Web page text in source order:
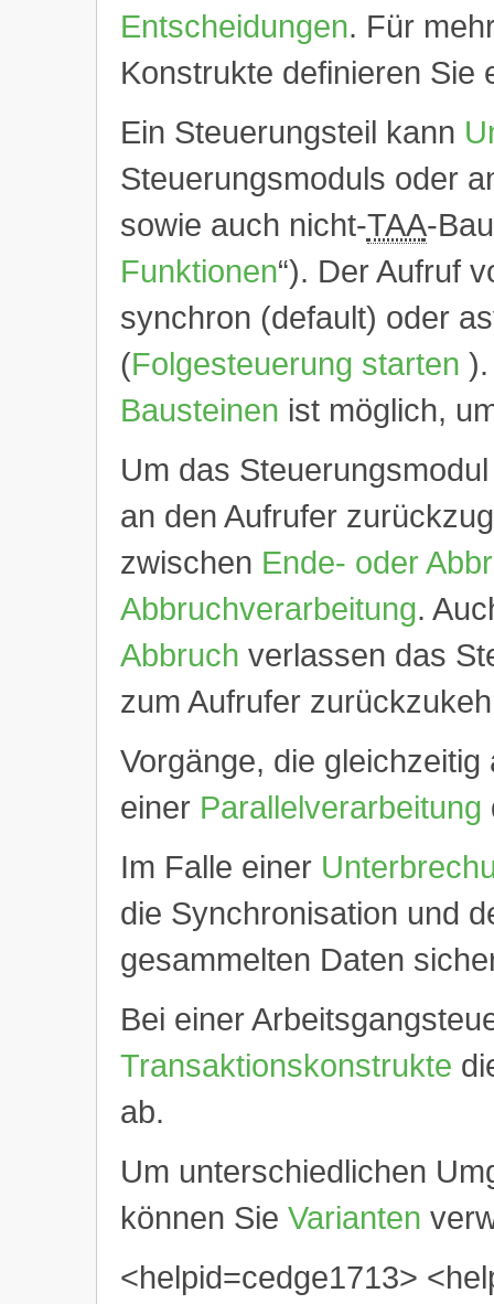
Entscheidungen. Für
Konstrukte definieren Sie
Ein Steuerungsteil kann
Steuerungsmoduls oder
sowie auch nicht-TAA-
Funktionen“). Der Aufruf
synchron (default) oder
(Folgesteuerung starten
Bausteinen ist möglich,
Um das
an den Aufrufer
zwischen Ende- oder
Abbruchverarbeitung.
Abbruch verlassen das
zum Aufrufer
Vorgänge, die
einer Parallelverarbeitung
Im Falle einer
die Synchronisation und
gesammelten Daten
Bei einer
Transaktionskonstrukte
ab.
Um unterschiedlichen
können Sie Varianten
<helpid=cedge1713>